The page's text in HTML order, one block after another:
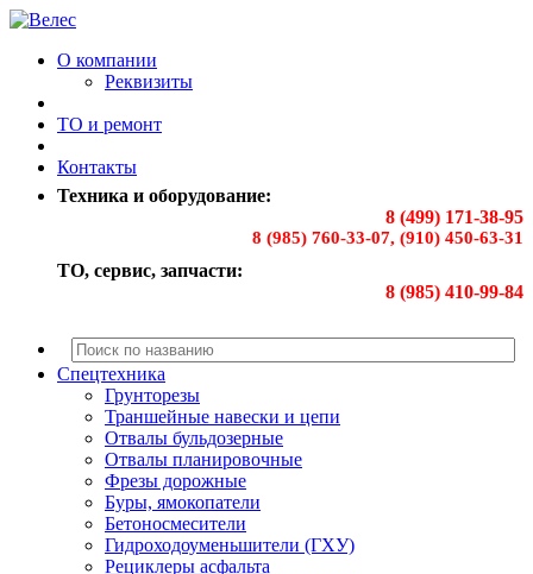
О компании
Реквизиты
ТО и ремонт
Контакты
Техника и оборудование:
8 (499) 171-38-95
8 (985) 760-33-07, (910) 450-63-31
ТО, сервис, запчасти:
8 (985) 410-99-84
Спецтехника
Грунторезы
Траншейные навески и цепи
Отвалы бульдозерные
Отвалы планировочные
Фрезы дорожные
Буры, ямокопатели
Бетоносмесители
Гидроходоуменьшители (ГХУ)
Рециклеры асфальта